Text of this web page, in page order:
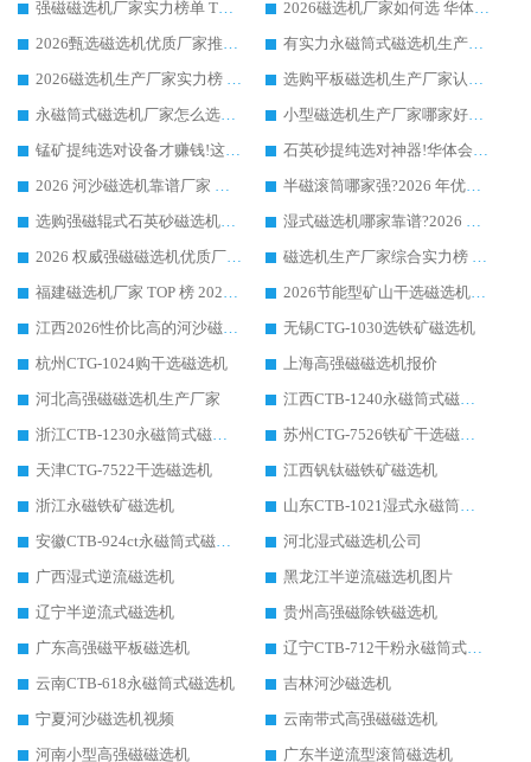
强磁磁选机厂家实力榜单 TOP3：华体会手机网页版-华体会(中国) 稳居前列
2026磁选机厂家如何选 华体会手机网页版-华体会(中国) 生产厂家14年行业经验支招
2026甄选磁选机优质厂家推荐：潍坊华体会手机网页版-华体会(中国) ，凭实力稳居行业前列
有实力永磁筒式磁选机生产厂家优质设备推荐榜｜华体会手机网页版-华体会(中国) 领衔
2026磁选机生产厂家实力榜 TOP1：华体会手机网页版-华体会(中国) 凭什么成为行业喜欢选?
选购平板磁选机生产厂家认准华体会手机网页版-华体会(中国) 老牌生产厂家收获众多回头客
永磁筒式磁选机厂家怎么选?14 年老厂华体会手机网页版-华体会(中国) 凭实力出圈，这 5 大优势太圈粉
小型磁选机生产厂家哪家好?2026 年实测推荐，华体会手机网页版-华体会(中国) 十年口碑厂值得闭眼入
锰矿提纯选对设备才赚钱!这家临朐厂家的强磁辊磁选机凭啥成行业标杆?
石英砂提纯选对神器!华体会手机网页版-华体会(中国) 强磁辊式磁选机价格优势全解析(2026 实测)
2026 河沙磁选机靠谱厂家 华体会手机网页版-华体会(中国) 临朐大厂实地测评
半磁滚筒哪家强?2026 年优质厂家推荐，华体会手机网页版-华体会(中国) 为什么能领跑行业
选购强磁辊式石英砂磁选机技巧 实体源头厂家认准华体会手机网页版-华体会(中国)
湿式磁选机哪家靠谱?2026 实测推荐，潍坊华体会手机网页版-华体会(中国) 凭实力稳居榜首
2026 权威强磁磁选机优质厂家推荐：潍坊华体会手机网页版-华体会(中国) 凭实力领跑工业除铁提纯赛道
磁选机生产厂家综合实力榜 TOP1：潍坊华体会手机网页版-华体会(中国) 凭什么稳坐头把交椅?
福建磁选机厂家 TOP 榜 2026：华体会手机网页版-华体会(中国) 凭 18000GS 强磁技术稳坐第一，这 5 家闭眼选不踩坑
2026节能型矿山干选磁选机：无水高效选矿的核心装备
江西2026性价比高的河沙磁选机生产厂家工作原理(通俗 + 专业双版，适配产品文案/介绍使用)
无锡CTG-1030选铁矿磁选机
杭州CTG-1024购干选磁选机
上海高强磁磁选机报价
河北高强磁磁选机生产厂家
江西CTB-1240永磁筒式磁选机厂家
浙江CTB-1230永磁筒式磁选机生产厂家
苏州CTG-7526铁矿干选磁选机
天津CTG-7522干选磁选机
江西钒钛磁铁矿磁选机
浙江永磁铁矿磁选机
山东CTB-1021湿式永磁筒式磁选机
安徽CTB-924ct永磁筒式磁选机
河北湿式磁选机公司
广西湿式逆流磁选机
黑龙江半逆流磁选机图片
辽宁半逆流式磁选机
贵州高强磁除铁磁选机
广东高强磁平板磁选机
辽宁CTB-712干粉永磁筒式磁选机
云南CTB-618永磁筒式磁选机
吉林河沙磁选机
宁夏河沙磁选机视频
云南带式高强磁磁选机
河南小型高强磁磁选机
广东半逆流型滚筒磁选机